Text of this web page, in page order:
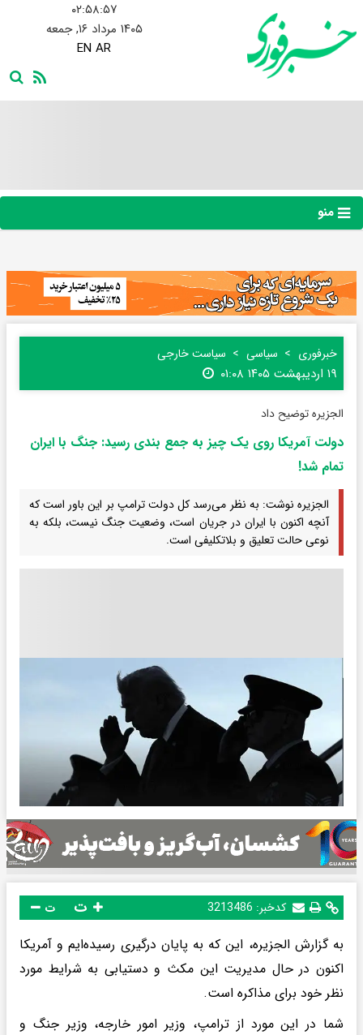
۰۲:۵۸:۵۸
۱۴۰۵ مرداد ۱۶, جمعه
EN AR
منو
خبرفوری سیاسی سیاست خارجی
۱۹ اردیبهشت ۱۴۰۵ ۰۱:۰۸
الجزیره توضیح داد
دولت آمریکا روی یک چیز به جمع بندی رسید: جنگ با ایران
تمام شد!
الجزیره نوشت: به نظر می‌رسد کل دولت ترامپ بر این باور است که
آنچه اکنون با ایران در جریان است، وضعیت جنگ نیست، بلکه به
نوعی حالت تعلیق و بلاتکلیفی است.
کدخبر: 3213486 ت
به گزارش الجزیره، این که به پایان درگیری رسیده‌ایم و آمریکا
اکنون در حال مدیریت این مکث و دستیابی به شرایط مورد
نظر خود برای مذاکره است.
شما در این مورد از ترامپ، وزیر امور خارجه، وزیر جنگ و